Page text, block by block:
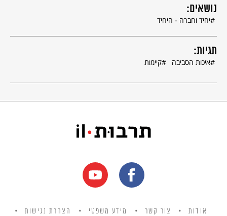
נושאים:
יחיד וחברה - היחיד
תגיות:
איכות הסביבה קיימות
אודות צור קשר מידע משפטי הצהרת נגישות